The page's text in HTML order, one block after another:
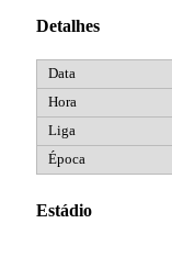
Detalhes
Estádio